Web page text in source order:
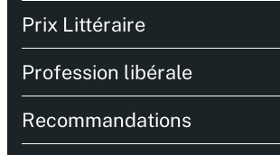
Prix Littéraire
Profession libérale
Recommandations